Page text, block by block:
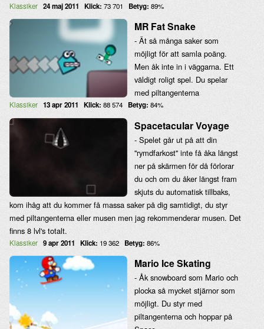
Klassiker 24 maj 2011 Klick: 73 701 Betyg: 89%
MR Fat Snake
- Ät så många saker som
möjligt för att samla poäng.
Men åk inte in i väggarna. Ett
väldigt roligt spel. Du spelar
med piltangenterna
Klassiker 13 apr 2011 Klick: 88 574 Betyg: 84%
Spacetacular Voyage
- Spelet går ut på att din
''rymdfarkost'' inte få åka längst
ner på skärmen för då förlorar
du och om du åker längst fram
skjuts du automatisk tillbaks,
kom ihåg att du kommer få massa saker på dig samtidigt, du styr
med piltangenterna eller musen men jag rekommenderar musen. Det
finns 8 lvl's totalt.
Klassiker 9 apr 2011 Klick: 19 362 Betyg: 86%
Mario Ice Skating
- Åk snowboard som Mario och
plocka så mycket stjärnor som
möjligt. Du styr med
piltangenterna och hoppar på